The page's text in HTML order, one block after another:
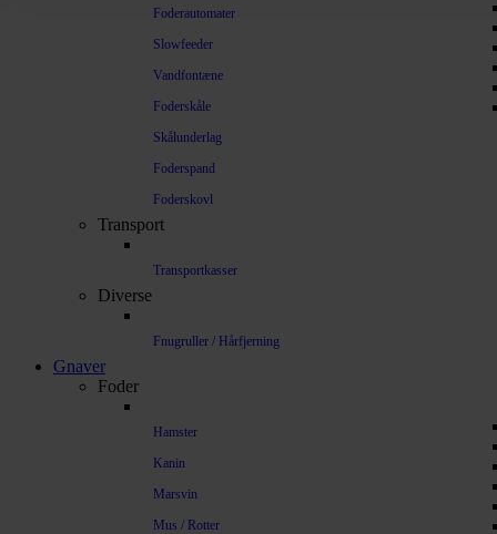
Foderautomater
Slowfeeder
Vandfontæne
Foderskåle
Skålunderlag
Foderspand
Foderskovl
Transport
Transportkasser
Diverse
Fnugruller / Hårfjerning
Gnaver
Foder
Hamster
Kanin
Marsvin
Mus / Rotter